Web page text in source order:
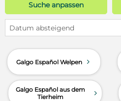
Suche anpassen
Datum absteigend
Galgo Español Welpen d
Galgo Español aus dem
Tierheim
d